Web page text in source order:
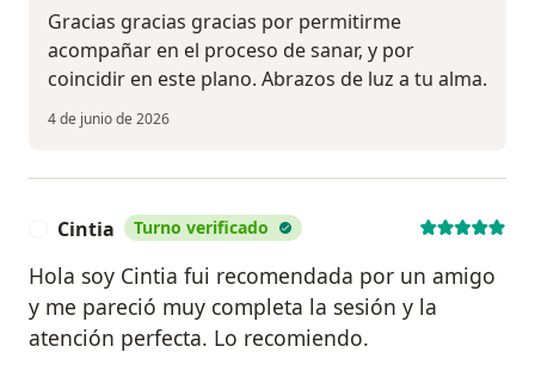
Gracias gracias gracias por permitirme
acompañar en el proceso de sanar, y por
coincidir en este plano. Abrazos de luz a tu alma.
4 de junio de 2026
Cintia Turno verificado
Hola soy Cintia fui recomendada por un amigo
y me pareció muy completa la sesión y la
atención perfecta. Lo recomiendo.